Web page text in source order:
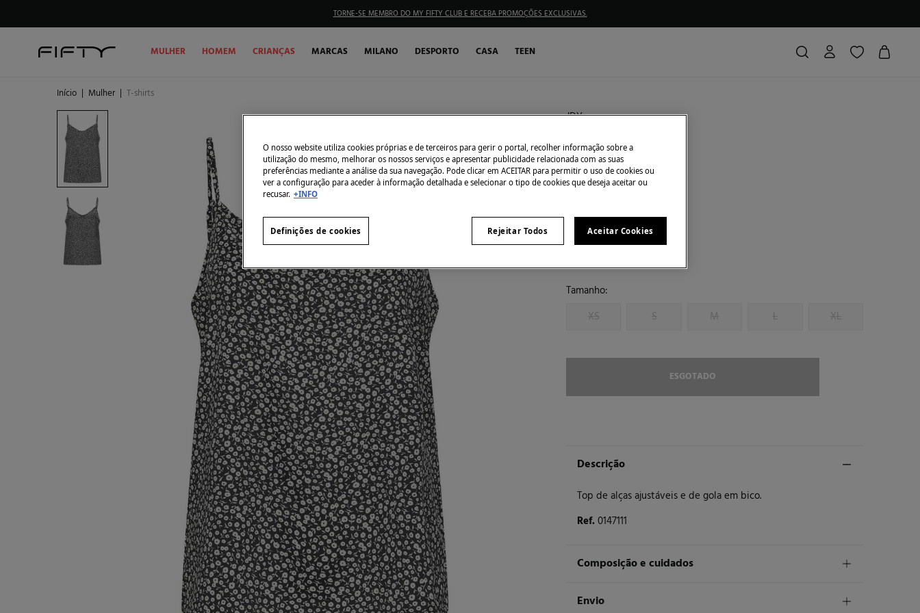
TORNE-SE MEMBRO DO MY FIFTY CLUB E RECEBA PROMOÇÕES EXCLUSIVAS.
MULHER HOMEM CRIANÇAS MARCAS MILANO DESPORTO CASA TEEN
Início | Mulher | T-shirts
JDY
€ 5,99
€ 16,99Desconto € 11,00
preto
Tamanho:
XS
S M L XL
ESGOTADO
Descrição
Top de alças ajustáveis e de gola em bico.
Ref.0147111
Composição e cuidados
Composição
Envio
O nosso website utiliza cookies próprias e de terceiros para gerir o portal, recolher informação sobre a
utilização do mesmo, melhorar os nossos serviços e apresentar publicidade relacionada com as suas
preferências mediante a análise da sua navegação. Pode clicar em ACEITAR para permitir o uso de cookies ou
ver a configuração para aceder à informação detalhada e selecionar o tipo de cookies que deseja aceitar ou
recusar. +INFO
Rejeitar Todos Aceitar Cookies
Definições de cookies